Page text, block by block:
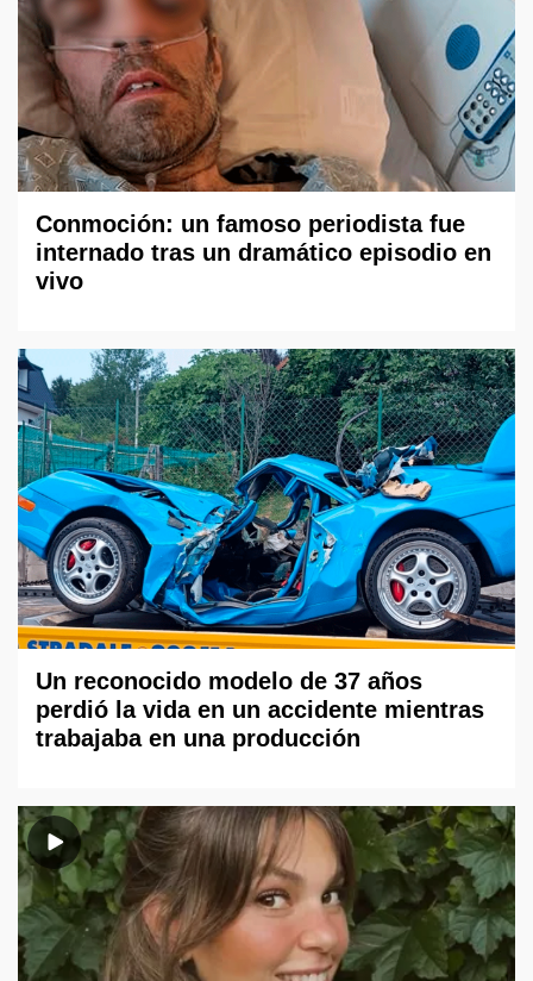
Conmoción: un famoso periodista fue
internado tras un dramático episodio en
vivo
Un reconocido modelo de 37 años
perdió la vida en un accidente mientras
trabajaba en una producción